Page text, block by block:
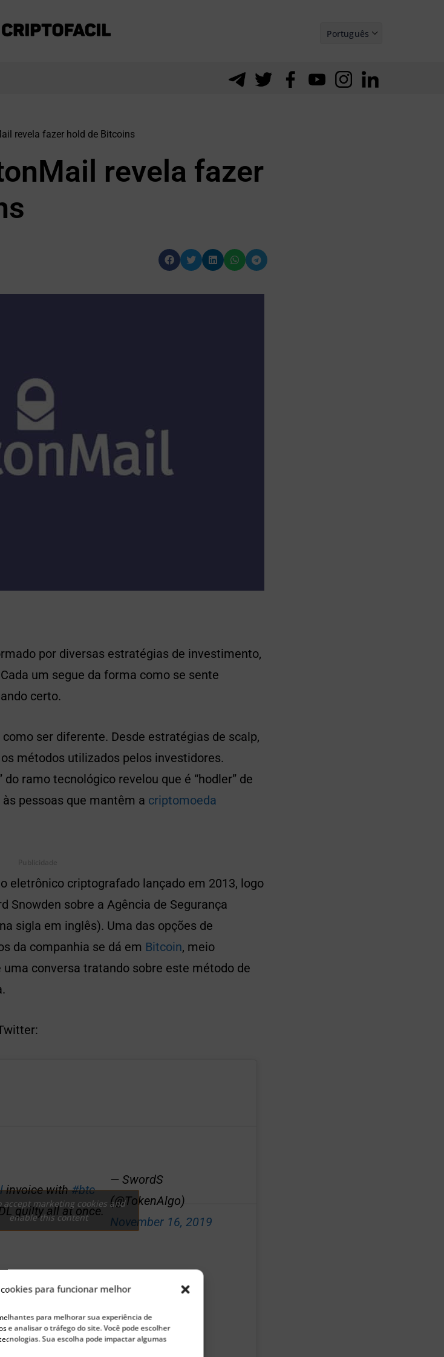
para funcionar melhor
para melhorar sua experiência de
e analisar o tráfego do site. Você pode escolher
Sua escolha pode impactar algumas
Português
revela fazer hold de Bitcoins
revela fazer
por diversas estratégias de investimento,
um segue da forma como se sente
certo.
ser diferente. Desde estratégias de scalp,
métodos utilizados pelos investidores.
ramo tecnológico revelou que é “hodler” de
pessoas que mantêm a criptomoeda
Publicidade
eletrônico criptografado lançado em 2013, logo
Snowden sobre a Agência de Segurança
sigla em inglês). Uma das opções de
da companhia se dá em Bitcoin, meio
conversa tratando sobre este método de
invoice with#btc
guilty all at once.
— SwordS
(@TokenAlgo)
November 16, 2019
accept marketing cookies and
enable this content